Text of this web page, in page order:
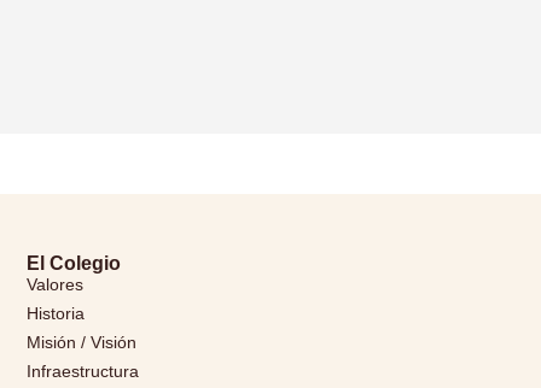
El Colegio
Valores
Historia
Misión / Visión
Infraestructura